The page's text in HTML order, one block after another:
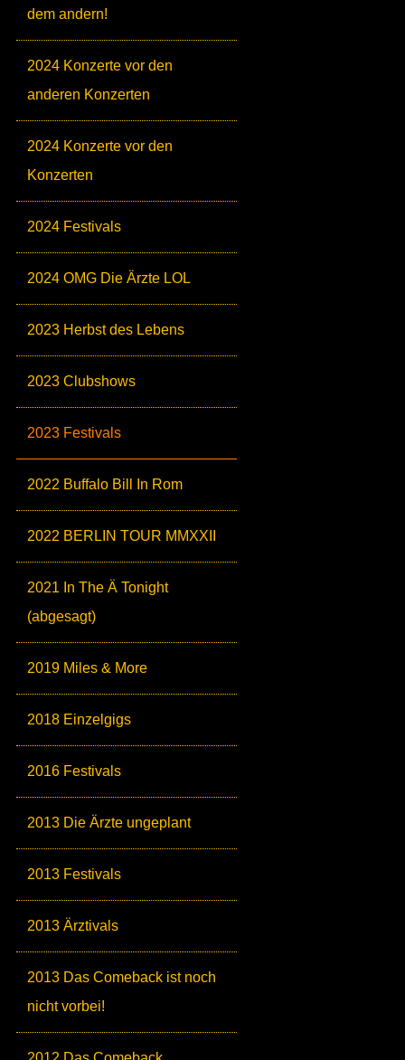
dem andern!
2024 Konzerte vor den
anderen Konzerten
2024 Konzerte vor den
Konzerten
2024 Festivals
2024 OMG Die Ärzte LOL
2023 Herbst des Lebens
2023 Clubshows
2023 Festivals
2022 Buffalo Bill In Rom
2022 BERLIN TOUR MMXXII
2021 In The Ä Tonight
(abgesagt)
2019 Miles & More
2018 Einzelgigs
2016 Festivals
2013 Die Ärzte ungeplant
2013 Festivals
2013 Ärztivals
2013 Das Comeback ist noch
nicht vorbei!